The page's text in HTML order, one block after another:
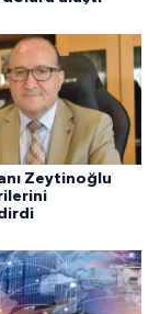
Zeytinoğlu